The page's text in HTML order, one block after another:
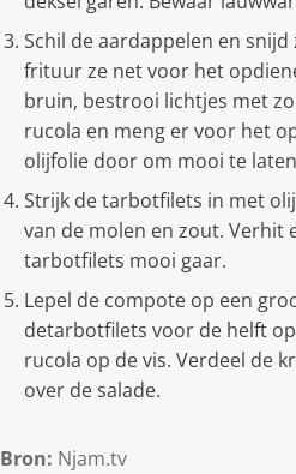
Schil de aardappelen en
frituur ze net voor het
bruin, bestrooi lichtjes met
rucola en meng er voor het
olijfolie door om mooi te
Strijk de tarbotfilets in met
van de molen en zout. Verhit
tarbotfilets mooi gaar.
Lepel de compote op een
detarbotfilets voor de helft
rucola op de vis. Verdeel de
over de salade.
Bron: Njam.tv